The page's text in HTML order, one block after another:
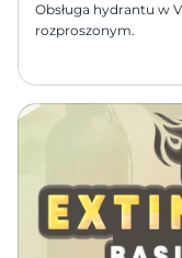
Obsługa hydrantu w
rozproszonym.